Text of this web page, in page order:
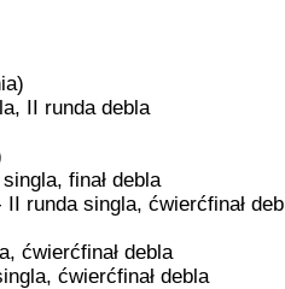
II runda debla
finał debla
II runda singla, ćwierćfinał
ćwierćfinał debla
ćwierćfinał debla